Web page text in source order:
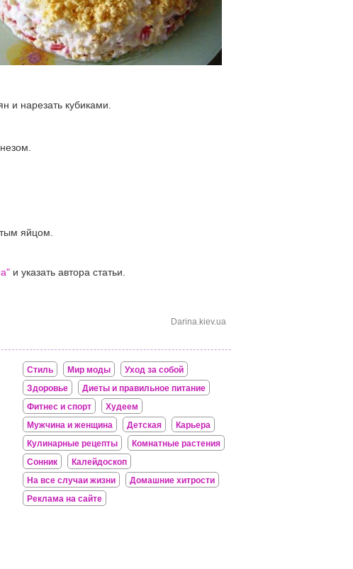
и нарезать кубиками.
яйцом.
и указать автора статьи.
Darina.kiev.ua
Стиль Мир моды
Уход за собой
Здоровье
Диеты и правильное питание
Фитнес и спорт
Худеем
Мужчина и женщина
Детская
Карьера
Кулинарные рецепты
Комнатные растения
Сонник
Калейдоскоп
На все случаи жизни
Домашние хитрости
Реклама на сайте